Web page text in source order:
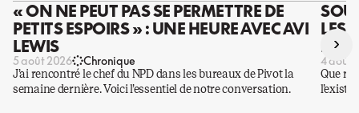
« ON NE PEUT PAS SE PERMETTRE DE
PETITS ESPOIRS » : UNE HEURE AVEC AVI
LEWIS
5 août 2026 Chronique
J’ai rencontré le chef du NPD dans les bureaux de Pivot la
semaine dernière. Voici l’essentiel de notre conversation.
LES
DES
4 août
Que
›